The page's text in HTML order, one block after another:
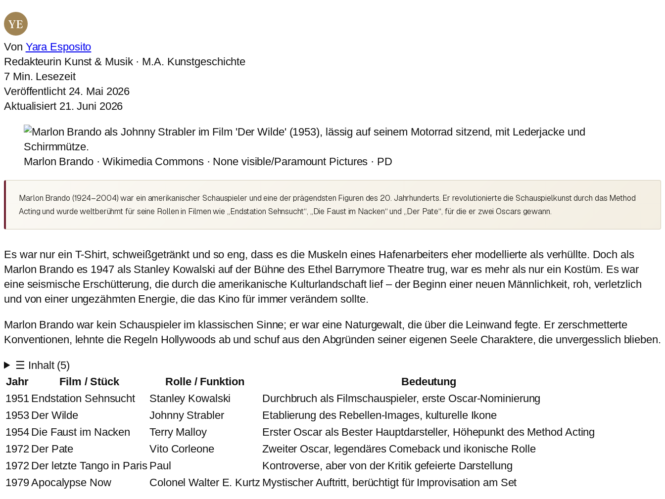
YE
Von Yara Esposito
Redakteurin Kunst & Musik · M.A. Kunstgeschichte
7 Min. Lesezeit
Veröffentlicht 24. Mai 2026
Aktualisiert 21. Juni 2026
Marlon Brando · Wikimedia Commons · None visible/Paramount Pictures · PD
Marlon Brando (1924–2004) war ein amerikanischer Schauspieler und eine der prägendsten Figuren des 20. Jahrhunderts. Er revolutionierte die Schauspielkunst durch das Method
Acting und wurde weltberühmt für seine Rollen in Filmen wie „Endstation Sehnsucht“, „Die Faust im Nacken“ und „Der Pate“, für die er zwei Oscars gewann.
Es war nur ein T-Shirt, schweißgetränkt und so eng, dass es die Muskeln eines Hafenarbeiters eher modellierte als verhüllte. Doch als
Marlon Brando es 1947 als Stanley Kowalski auf der Bühne des Ethel Barrymore Theatre trug, war es mehr als nur ein Kostüm. Es war
eine seismische Erschütterung, die durch die amerikanische Kulturlandschaft lief – der Beginn einer neuen Männlichkeit, roh, verletzlich
und von einer ungezähmten Energie, die das Kino für immer verändern sollte.
Marlon Brando war kein Schauspieler im klassischen Sinne; er war eine Naturgewalt, die über die Leinwand fegte. Er zerschmetterte
Konventionen, lehnte die Regeln Hollywoods ab und schuf aus den Abgründen seiner eigenen Seele Charaktere, die unvergesslich blieben.
☰ Inhalt (5)
Jahr
Film / Stück Rolle / Funktion
Bedeutung
1951 Endstation Sehnsucht Stanley Kowalski
Durchbruch als Filmschauspieler, erste Oscar-Nominierung
1953 Der Wilde Johnny Strabler
Etablierung des Rebellen-Images, kulturelle Ikone
1954 Die Faust im Nacken Terry Malloy
Erster Oscar als Bester Hauptdarsteller, Höhepunkt des Method Acting
1972 Der Pate Vito Corleone
Zweiter Oscar, legendäres Comeback und ikonische Rolle
1972 Der letzte Tango in Paris Paul
Kontroverse, aber von der Kritik gefeierte Darstellung
1979Apocalypse Now Colonel Walter E. Kurtz Mystischer Auftritt, berüchtigt für Improvisation am Set